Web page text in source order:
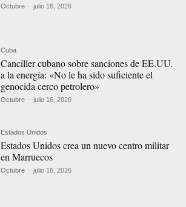
Octubre - julio 16, 2026
Cuba
Canciller cubano sobre sanciones de EE.UU.
a la energía: «No le ha sido suficiente el
genocida cerco petrolero»
Octubre - julio 16, 2026
Estados Unidos
Estados Unidos crea un nuevo centro militar
en Marruecos
Octubre - julio 16, 2026